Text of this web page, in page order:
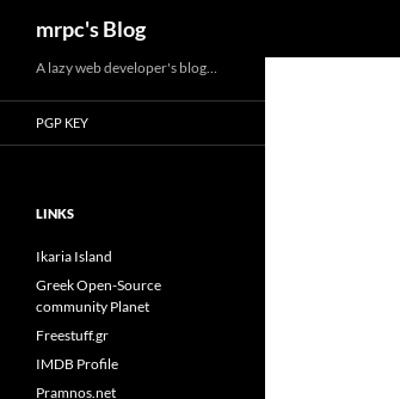
to
content
mrpc's Blog
A lazy web developer's blog…
PGP KEY
LINKS
Ikaria Island
Greek Open-Source
community Planet
Freestuff.gr
IMDB Profile
Pramnos.net